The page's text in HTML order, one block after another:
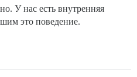
У нас есть внутренняя
это поведение.